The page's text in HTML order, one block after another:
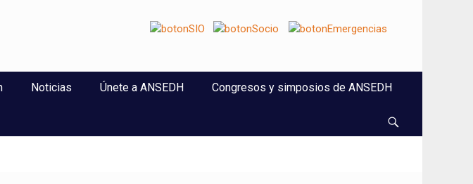
Noticias Únete a ANSEDH Congresos y simposios de ANSEDH